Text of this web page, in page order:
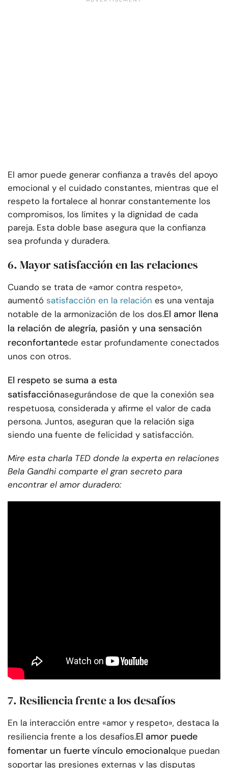
El amor puede generar confianza a través del apoyo
emocional y el cuidado constantes, mientras que el
respeto la fortalece al honrar constantemente los
compromisos, los límites y la dignidad de cada
pareja. Esta doble base asegura que la confianza
sea profunda y duradera.
6. Mayor satisfacción en las relaciones
Cuando se trata de «amor contra respeto»,
aumentó satisfacción en la relación es una ventaja
notable de la armonización de los dos.El amor llena
la relación de alegría, pasión y una sensación
reconfortantede estar profundamente conectados
unos con otros.
El respeto se suma a esta
satisfacciónasegurándose de que la conexión sea
respetuosa, considerada y afirme el valor de cada
persona. Juntos, aseguran que la relación siga
siendo una fuente de felicidad y satisfacción.
Mire esta charla TED donde la experta en relaciones
Bela Gandhi comparte el gran secreto para
encontrar el amor duradero:
7. Resiliencia frente a los desafíos
En la interacción entre «amor y respeto», destaca la
resiliencia frente a los desafíos.El amor puede
fomentar un fuerte vínculo emocionalque puedan
soportar las presiones externas y las disputas